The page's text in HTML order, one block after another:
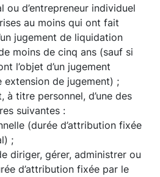
ou d’entrepreneur individuel
au moins qui ont fait
jugement de liquidation
moins de cinq ans (sauf si
l’objet d’un jugement
extension de jugement) ;
à titre personnel, d’une des
suivantes :
(durée d’attribution fixée
;
diriger, gérer, administrer ou
d’attribution fixée par le